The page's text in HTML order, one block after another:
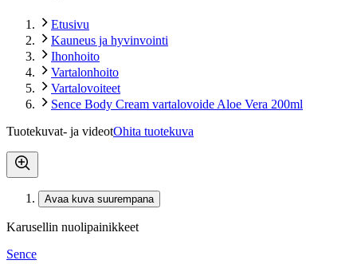
Etusivu
Kauneus ja hyvinvointi
Ihonhoito
Vartalonhoito
Vartalovoiteet
Sence Body Cream vartalovoide Aloe Vera 200ml
Tuotekuvat- ja videotOhita tuotekuva
Avaa kuva suurempana
Karusellin nuolipainikkeet
Sence